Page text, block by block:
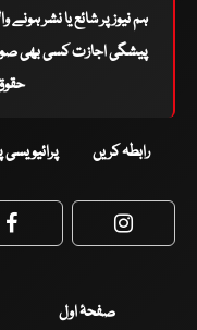
ہم نیوز پر شائع یا نشر ہونے
پیشگی اجازت کسی بھی
رابطہ کریں
Facebook
صفحۂ اول